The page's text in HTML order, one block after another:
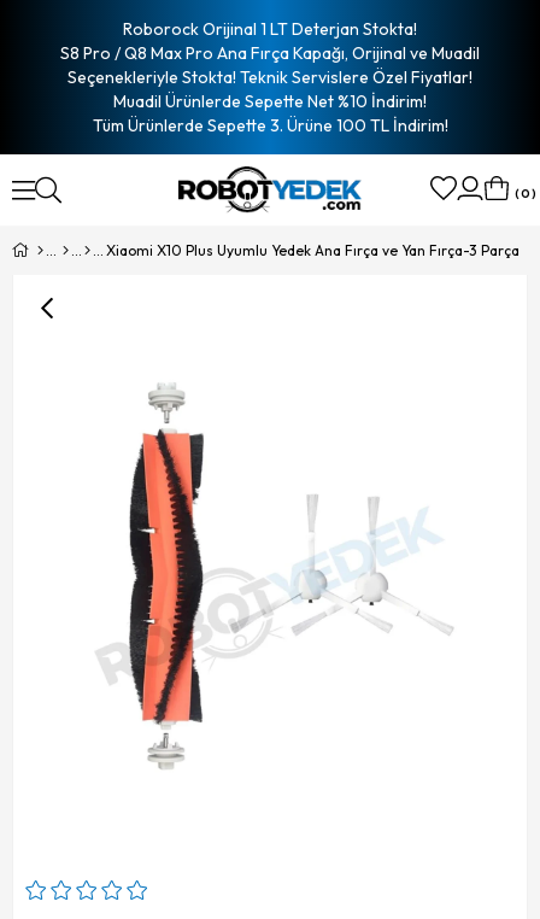
Roborock Orijinal 1 LT Deterjan Stokta!
S8 Pro / Q8 Max Pro Ana Fırça Kapağı, Orijinal ve Muadil
Seçenekleriyle Stokta! Teknik Servislere Özel Fiyatlar!
Muadil Ürünlerde Sepette Net %10 İndirim!
Tüm Ürünlerde Sepette 3. Ürüne 100 TL İndirim!
0
Xiaomi X10 Plus Uyumlu Yedek Ana Fırça ve Yan Fırça-3 Parça